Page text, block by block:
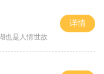
也是人情世故
详情